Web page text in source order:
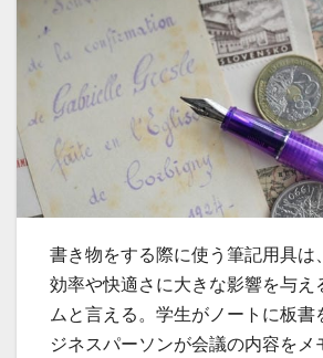
書き物をする際に使う筆記用具は
効率や快適さに大きな影響を与え
ムと言える。 学生がノートに板書
ジネスパーソンが会議の内容をメ